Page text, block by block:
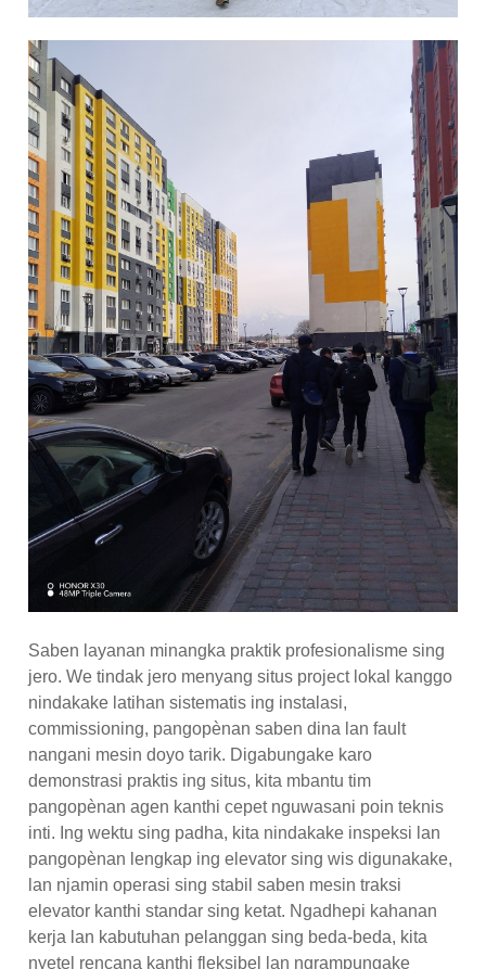
Saben layanan minangka praktik profesionalisme sing
jero. We tindak jero menyang situs project lokal kanggo
nindakake latihan sistematis ing instalasi,
commissioning, pangopènan saben dina lan fault
nangani mesin doyo tarik. Digabungake karo
demonstrasi praktis ing situs, kita mbantu tim
pangopènan agen kanthi cepet nguwasani poin teknis
inti. Ing wektu sing padha, kita nindakake inspeksi lan
pangopènan lengkap ing elevator sing wis digunakake,
lan njamin operasi sing stabil saben mesin traksi
elevator kanthi standar sing ketat. Ngadhepi kahanan
kerja lan kabutuhan pelanggan sing beda-beda, kita
nyetel rencana kanthi fleksibel lan ngrampungake